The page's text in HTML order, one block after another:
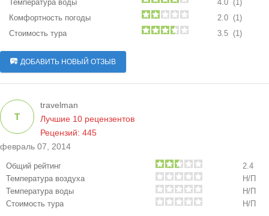
Температура воды
4.0 (1)
Комфортность погоды
2.0 (1)
Стоимость тура
3.5 (1)
ДОБАВИТЬ НОВЫЙ ОТЗЫВ
февраль 07, 2014
Общий рейтинг
2.4
Температура воздуха
Н/П
Температура воды
Н/П
Стоимость тура
Н/П
T
travelman
Лучшие 10 рецензентов
Рецензий: 445